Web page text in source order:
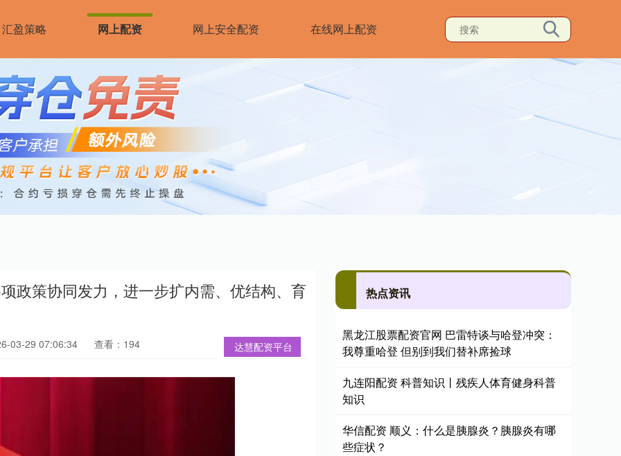
汇盈策略 网上配资 网上安全配资 在线网上配资
政策协同发力，进一步扩内需、优结构、育
达慧配资平台
03-29 07:06:34 查看：194
热点资讯
黑龙江股票配资官网 巴雷特谈与哈登冲突：
我尊重哈登 但别到我们替补席捡球
九连阳配资 科普知识丨残疾人体育健身科普
知识
华信配资 顺义：什么是胰腺炎？胰腺炎有哪
些症状？